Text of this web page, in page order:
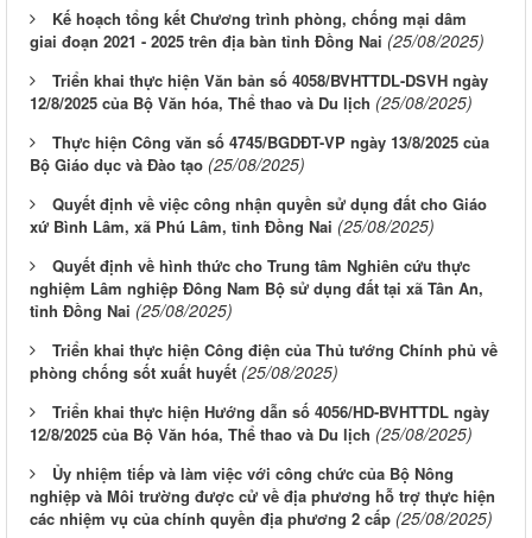
Kế hoạch tổng kết Chương trình phòng, chống mại dâm
giai đoạn 2021 - 2025 trên địa bàn tỉnh Đồng Nai (25/08/2025)
Triển khai thực hiện Văn bản số 4058/BVHTTDL-DSVH ngày
12/8/2025 của Bộ Văn hóa, Thể thao và Du lịch (25/08/2025)
Thực hiện Công văn số 4745/BGDĐT-VP ngày 13/8/2025 của
Bộ Giáo dục và Đào tạo (25/08/2025)
Quyết định về việc công nhận quyền sử dụng đất cho Giáo
xứ Bình Lâm, xã Phú Lâm, tỉnh Đồng Nai (25/08/2025)
Quyết định về hình thức cho Trung tâm Nghiên cứu thực
nghiệm Lâm nghiệp Đông Nam Bộ sử dụng đất tại xã Tân An,
tỉnh Đồng Nai (25/08/2025)
Triển khai thực hiện Công điện của Thủ tướng Chính phủ về
phòng chống sốt xuất huyết (25/08/2025)
Triển khai thực hiện Hướng dẫn số 4056/HD-BVHTTDL ngày
12/8/2025 của Bộ Văn hóa, Thể thao và Du lịch (25/08/2025)
Ủy nhiệm tiếp và làm việc với công chức của Bộ Nông
nghiệp và Môi trường được cử về địa phương hỗ trợ thực hiện
các nhiệm vụ của chính quyền địa phương 2 cấp (25/08/2025)